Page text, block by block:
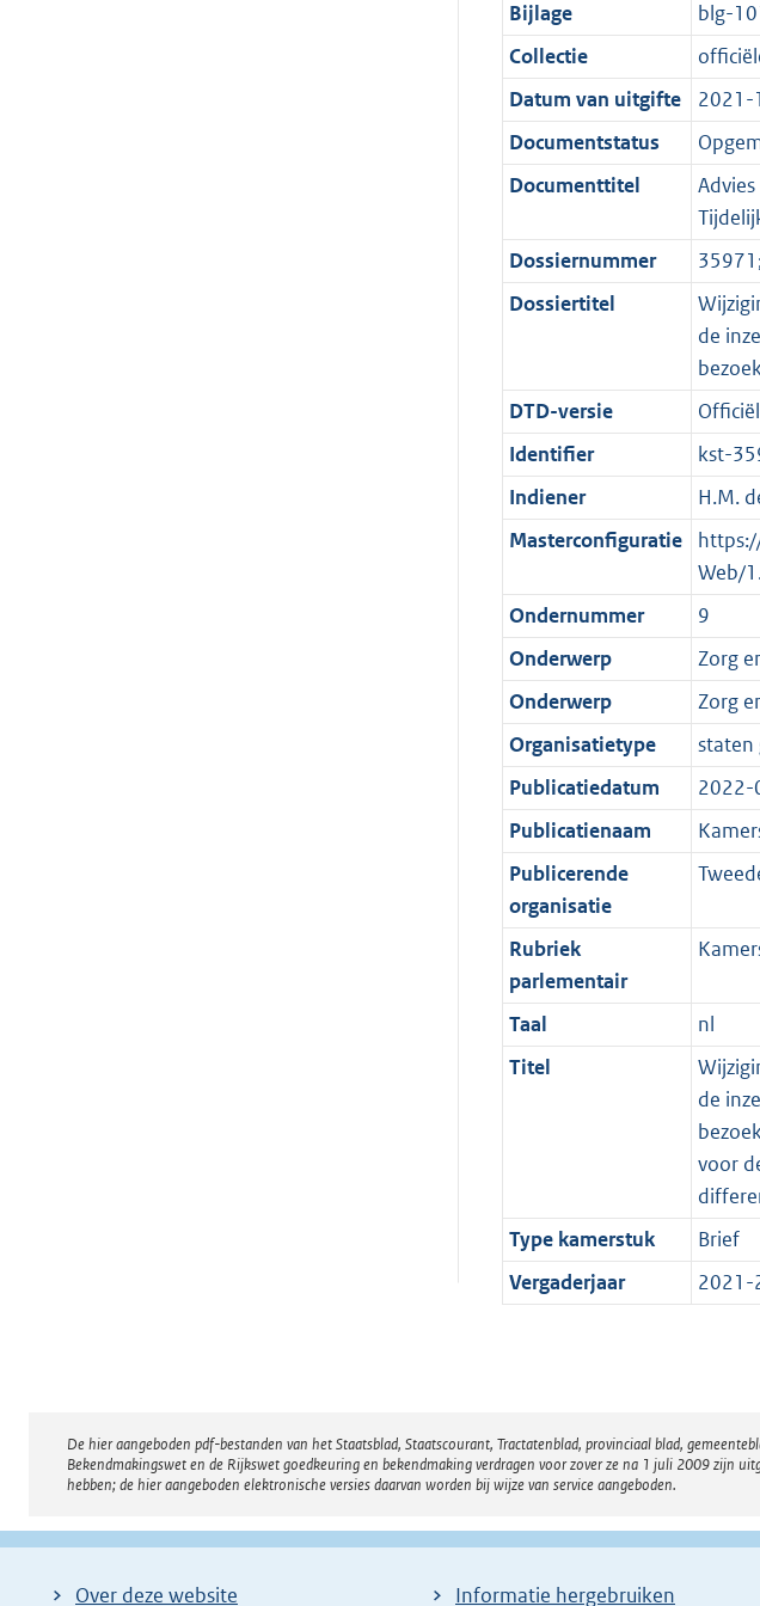
i
e
i
n
f
o
m
a
3
7
K
b
t
i
e
i
n
f
r
m
t
:
7
K
b
a
t
i
e
i
n
o
r
a
t
e
:
3
K
b
c
a
t
i
e
i
f
o
a
a
t
t
e
:
6
K
b
Bijlage
blg-
Collectie
Datum van uitgifte
2021-
Documentstatus
Documenttitel
Dossiernummer
Dossiertitel
de
DTD-versie
Identifier
kst-
Indiener
H.M.
Masterconfiguratie
Web/
Ondernummer
9
Onderwerp
Zorg
Onderwerp
Zorg
Organisatietype
staten
Publicatiedatum
2022-
Publicatienaam
Publicerende
organisatie
Rubriek
parlementair
Taal
nl
Titel
de
voor
Type kamerstuk
Brief
Vergaderjaar
2021-
Disclaimer
De hier aangeboden pdf-bestanden van het Staatsblad, Staatscourant, Tractatenblad, provinciaal blad,
Bekendmakingswet en de Rijkswet goedkeuring en bekendmaking verdragen voor zover ze na 1 juli 2009 zijn
hebben; de hier aangeboden elektronische versies daarvan worden bij wijze van service aangeboden.
Over deze website Informatie hergebruiken